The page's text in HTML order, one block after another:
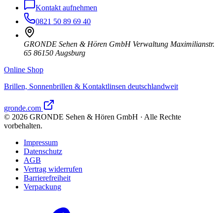
Kontakt aufnehmen
0821 50 89 69 40
GRONDE Sehen & Hören GmbH Verwaltung Maximilianstr.
65 86150 Augsburg
Online Shop
Brillen, Sonnenbrillen & Kontaktlinsen deutschlandweit
gronde.com
© 2026 GRONDE Sehen & Hören GmbH · Alle Rechte
vorbehalten.
Impressum
Datenschutz
AGB
Vertrag widerrufen
Barrierefreiheit
Verpackung